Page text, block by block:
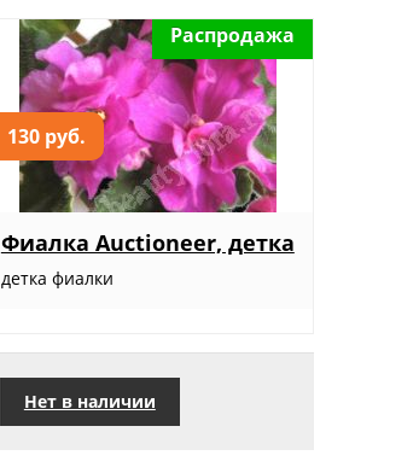
130 руб.
Распродажа
Фиалка Auctioneer, детка
детка фиалки
Нет в наличии